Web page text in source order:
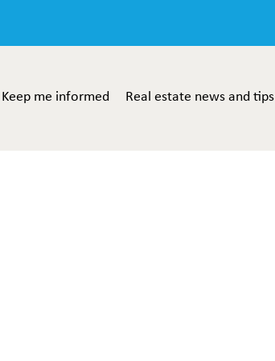
Keep me informed Real estate news and tips